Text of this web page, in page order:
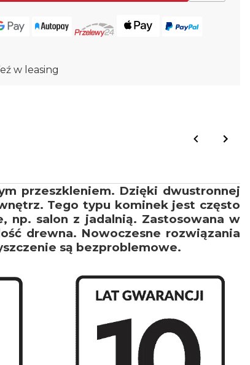
w leasing
przeszkleniem. Dzięki dwustronnej
Tego typu kominek jest często
np. salon z jadalnią. Zastosowana w
drewna. Nowoczesne rozwiązania
są bezproblemowe.